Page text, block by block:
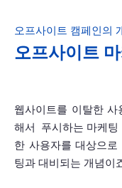
오프사이트 캠페인의
오프사이트
웹사이트를 이탈한
해서  푸시하는 마케
한 사용자를 대상으로
팅과 대비되는 개념이